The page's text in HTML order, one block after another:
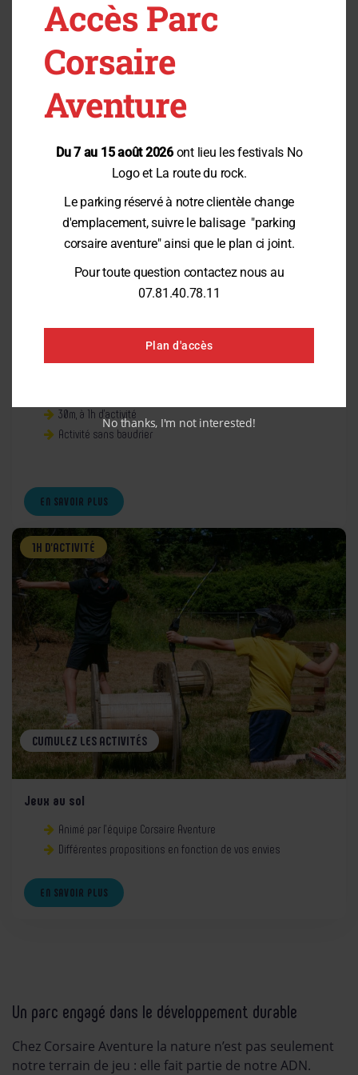
TrampÔforest
30m, à 1h d’activité
Activité sans baudrier
EN SAVOIR PLUS
1H D’ACTIVITÉ
CUMULEZ LES ACTIVITÉS
Jeux au sol
Animé par l’équipe Corsaire Aventure
Différentes propositions en fonction de vos envies
EN SAVOIR PLUS
Un parc engagé dans le développement durable
Chez Corsaire Aventure la nature n’est pas seulement
notre terrain de jeu : elle fait partie de notre ADN.
Accès Parc
Corsaire
Aventure
Du 7 au 15 août 2026ont lieu les festivals No
Logo et La route du rock.
Le parking réservé à notre clientèle change
d'emplacement, suivre le balisage "parking
corsaire aventure" ainsi que le plan ci joint.
Pour toute question contactez nous au
07.81.40.78.11
Plan d'accès
No thanks, I'm not interested!